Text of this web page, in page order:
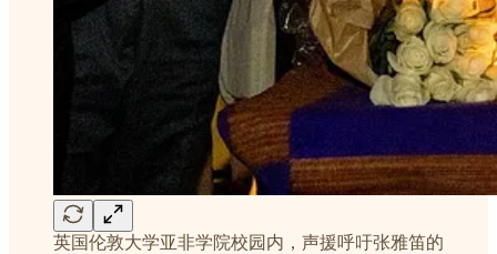
英国伦敦大学亚非学院校园内，声援呼吁张雅笛的